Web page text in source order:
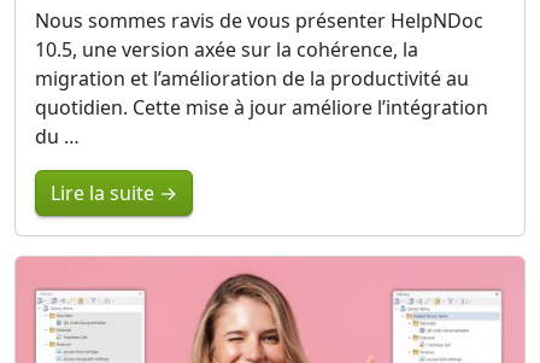
Nous sommes ravis de vous présenter HelpNDoc
10.5, une version axée sur la cohérence, la
migration et l’amélioration de la productivité au
quotidien. Cette mise à jour améliore l’intégration
du …
Lire la suite →